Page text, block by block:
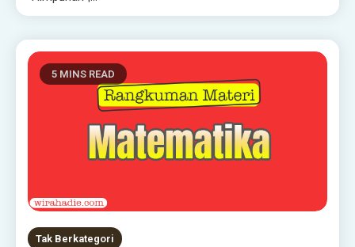
5 MINS READ
Tak Berkategori